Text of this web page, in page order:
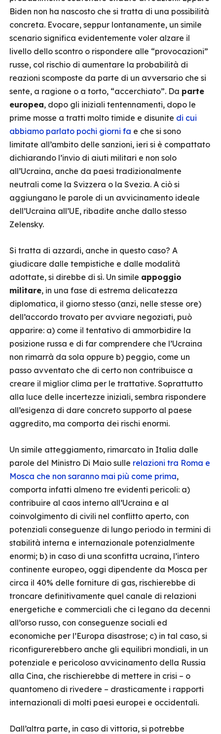
Biden non ha nascosto che si tratta di una possibilità
concreta. Evocare, seppur lontanamente, un simile
scenario significa evidentemente voler alzare il
livello dello scontro o rispondere alle “provocazioni”
russe, col rischio di aumentare la probabilità di
reazioni scomposte da parte di un avversario che si
sente, a ragione o a torto, “accerchiato”. Da parte
europea, dopo gli iniziali tentennamenti, dopo le
prime mosse a tratti molto timide e disunite di cui
abbiamo parlato pochi giorni fa e che si sono
limitate all’ambito delle sanzioni, ieri si è compattato
dichiarando l’invio di aiuti militari e non solo
all’Ucraina, anche da paesi tradizionalmente
neutrali come la Svizzera o la Svezia. A ciò si
aggiungano le parole di un avvicinamento ideale
dell’Ucraina all’UE, ribadite anche dallo stesso
Zelensky.
Si tratta di azzardi, anche in questo caso? A
giudicare dalle tempistiche e dalle modalità
adottate, si direbbe di sì. Un simile appoggio
militare, in una fase di estrema delicatezza
diplomatica, il giorno stesso (anzi, nelle stesse ore)
dell’accordo trovato per avviare negoziati, può
apparire: a) come il tentativo di ammorbidire la
posizione russa e di far comprendere che l’Ucraina
non rimarrà da sola oppure b) peggio, come un
passo avventato che di certo non contribuisce a
creare il miglior clima per le trattative. Soprattutto
alla luce delle incertezze iniziali, sembra rispondere
all’esigenza di dare concreto supporto al paese
aggredito, ma comporta dei rischi enormi.
Un simile atteggiamento, rimarcato in Italia dalle
parole del Ministro Di Maio sulle relazioni tra Roma e
Mosca che non saranno mai più come prima,
comporta infatti almeno tre evidenti pericoli: a)
contribuire al caos interno all’Ucraina e al
coinvolgimento di civili nel conflitto aperto, con
potenziali conseguenze di lungo periodo in termini di
stabilità interna e internazionale potenzialmente
enormi; b) in caso di una sconfitta ucraina, l’intero
continente europeo, oggi dipendente da Mosca per
circa il 40% delle forniture di gas, rischierebbe di
troncare definitivamente quel canale di relazioni
energetiche e commerciali che ci legano da decenni
all’orso russo, con conseguenze sociali ed
economiche per l’Europa disastrose; c) in tal caso, si
riconfigurerebbero anche gli equilibri mondiali, in un
potenziale e pericoloso avvicinamento della Russia
alla Cina, che rischierebbe di mettere in crisi – o
quantomeno di rivedere – drasticamente i rapporti
internazionali di molti paesi europei e occidentali.
Dall’altra parte, in caso di vittoria, si potrebbe